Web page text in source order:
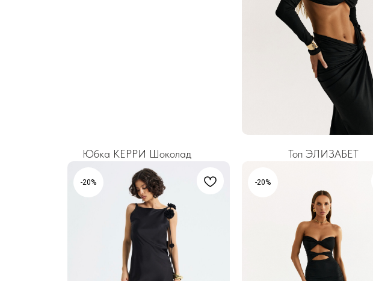
Юбка КЕРРИ Шоколад Топ ЭЛИЗАБЕТ
-20% -20%